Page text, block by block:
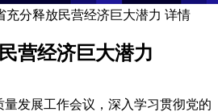
充分释放民营经济巨大潜力 详情
营经济巨大潜力
发展工作会议，深入学习贯彻党的